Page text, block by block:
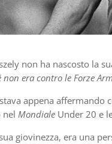
non ha nascosto la
non era contro le Forze
appena affermando
nel Mondiale Under 20 e
giovinezza, era una